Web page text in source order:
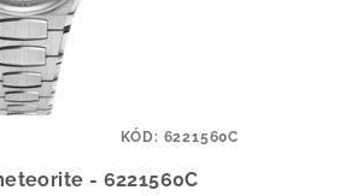
- 6221560C
KÓD: 6221560C